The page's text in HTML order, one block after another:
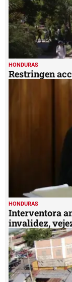
HONDURAS
Restringen
HONDURAS
Interventora
invalidez,